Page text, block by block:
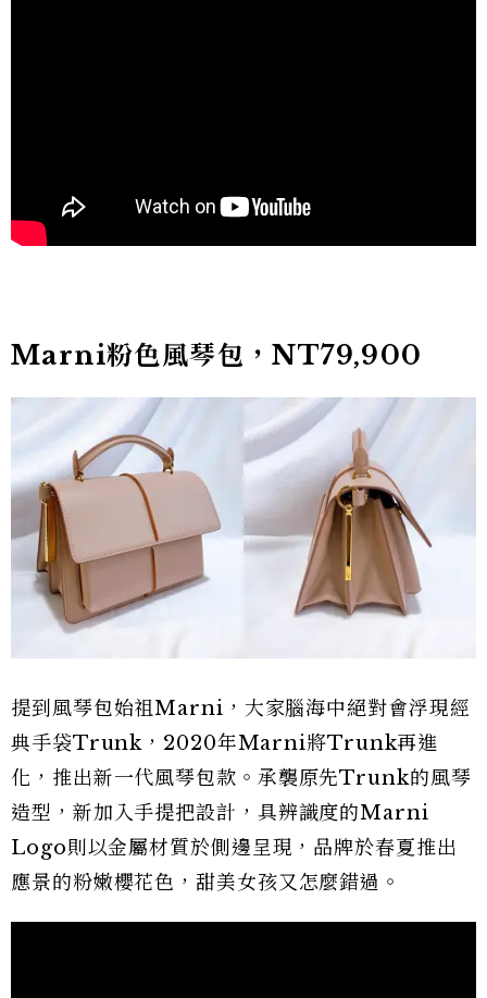
Marni粉色風琴包，NT79,900
提到風琴包始祖Marni，大家腦海中絕對會浮現經
典手袋Trunk，2020年Marni將Trunk再進
化，推出新一代風琴包款。承襲原先Trunk的風琴
造型，新加入手提把設計，具辨識度的Marni
Logo則以金屬材質於側邊呈現，品牌於春夏推出
應景的粉嫩櫻花色，甜美女孩又怎麼錯過。